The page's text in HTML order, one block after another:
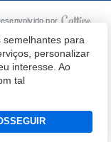
semelhantes para
personalizar
interesse. Ao
tal
por